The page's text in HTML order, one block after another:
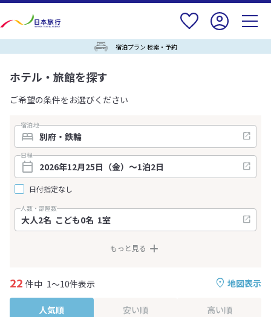
宿泊プラン 検索・予約
ホテル・旅館を探す
ご希望の条件をお選びください
宿泊地
日程
日付指定なし
人数・部屋数
もっと見る
地図表示
22 件中 1～10件表示
人気順 安い順 高い順